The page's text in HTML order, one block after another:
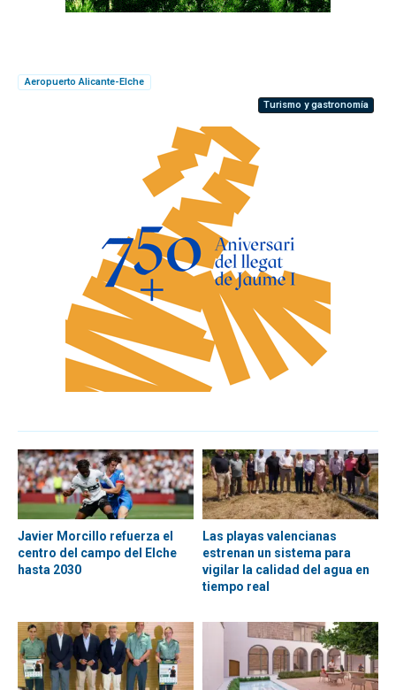
Aeropuerto Alicante-Elche
Turismo y gastronomía
Javier Morcillo refuerza el
centro del campo del Elche
hasta 2030
Las playas valencianas
estrenan un sistema para
vigilar la calidad del agua en
tiempo real